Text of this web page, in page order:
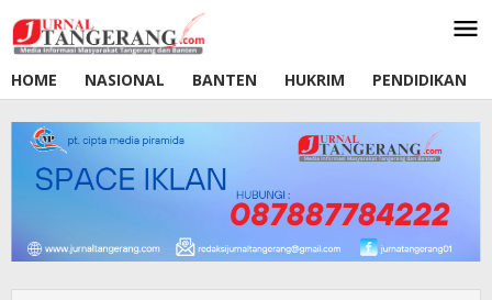
ke
konten
HOME
NASIONAL BANTEN HUKRIM PENDIDIKAN